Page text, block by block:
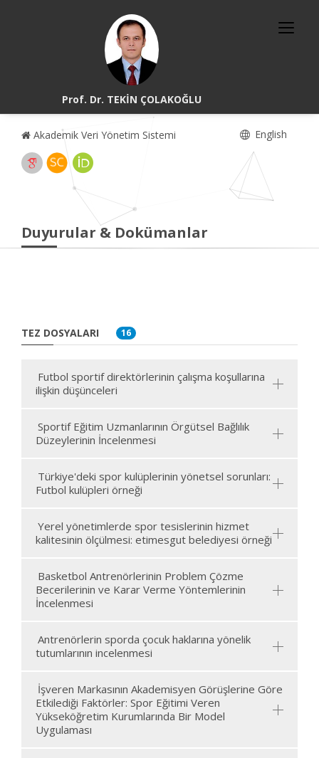
Prof. Dr. TEKİN ÇOLAKOĞLU
Akademik Veri Yönetim Sistemi English
Duyurular & Dokümanlar
TEZ DOSYALARI 16
Futbol sportif direktörlerinin çalışma koşullarına
ilişkin düşünceleri
Sportif Eğitim Uzmanlarının Örgütsel Bağlılık
Düzeylerinin İncelenmesi
Türkiye'deki spor kulüplerinin yönetsel sorunları:
Futbol kulüpleri örneği
Yerel yönetimlerde spor tesislerinin hizmet
kalitesinin ölçülmesi: etimesgut belediyesi örneği
Basketbol Antrenörlerinin Problem Çözme
Becerilerinin ve Karar Verme Yöntemlerinin
İncelenmesi
Antrenörlerin sporda çocuk haklarına yönelik
tutumlarının incelenmesi
İşveren Markasının Akademisyen Görüşlerine Göre
Etkilediği Faktörler: Spor Eğitimi Veren
Yükseköğretim Kurumlarında Bir Model
Uygulaması